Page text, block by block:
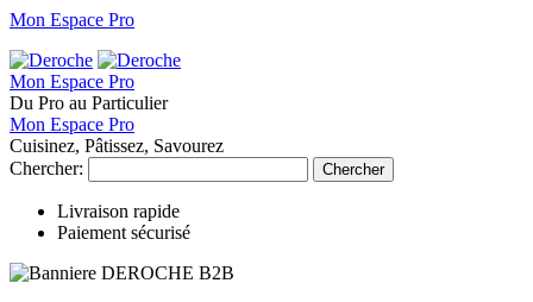
Mon Espace Pro
Mon Espace Pro
Du Pro au Particulier
Mon Espace Pro
Cuisinez, Pâtissez, Savourez
Chercher:
Chercher
Livraison rapide
Paiement sécurisé